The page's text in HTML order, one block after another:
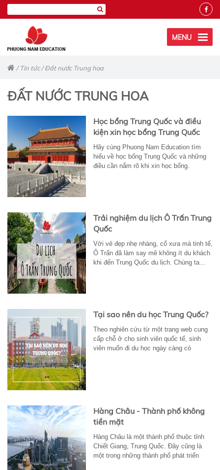
MENU
/Tin tức/Đất nước Trung hoa
ĐẤT NƯỚC TRUNG HOA
Học bổng Trung Quốc và điều
kiện xin học bổng Trung Quốc
Hãy cùng Phuong Nam Education tìm
hiểu về học bổng Trung Quốc và những
điều cần nắm rõ khi xin học bổng.
Trải nghiệm du lịch Ô Trấn Trung
Quốc
Với vẻ đẹp nhẹ nhàng, cổ xưa mà tinh tế,
Ô Trấn đã làm say mê không ít du khách
khi đến Trung Quốc du lịch. Chúng ta...
Tại sao nên du học Trung Quốc?
Theo nghiên cứu từ một trang web cung
cấp chỗ ở cho sinh viên quốc tế, sinh
viên muốn đi du học ngày càng có
Hàng Châu - Thành phố không
tiền mặt
Hàng Châu là một thành phố thuộc tỉnh
Chiết Giang, Trung Quốc. Đây cũng là
một trong những thành phố phát triển